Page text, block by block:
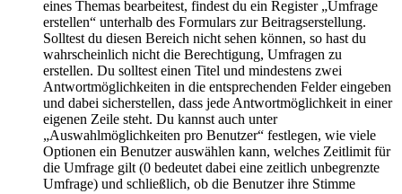
eines Themas bearbeitest, findest du ein Register „Umfrage
erstellen“ unterhalb des Formulars zur Beitragserstellung.
Solltest du diesen Bereich nicht sehen können, so hast du
wahrscheinlich nicht die Berechtigung, Umfragen zu
erstellen. Du solltest einen Titel und mindestens zwei
Antwortmöglichkeiten in die entsprechenden Felder eingeben
und dabei sicherstellen, dass jede Antwortmöglichkeit in einer
eigenen Zeile steht. Du kannst auch unter
„Auswahlmöglichkeiten pro Benutzer“ festlegen, wie viele
Optionen ein Benutzer auswählen kann, welches Zeitlimit für
die Umfrage gilt (0 bedeutet dabei eine zeitlich unbegrenzte
Umfrage) und schließlich, ob die Benutzer ihre Stimme